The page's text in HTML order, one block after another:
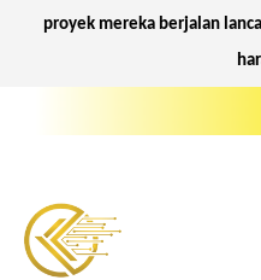
proyek mereka berjalan